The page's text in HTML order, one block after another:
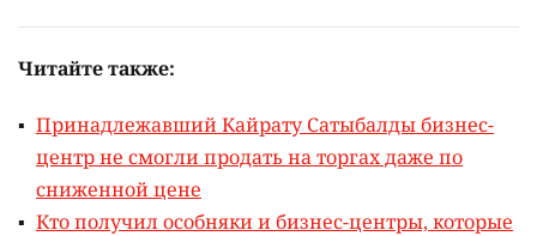
Читайте также:
Принадлежавший Кайрату Сатыбалды бизнес-
центр не смогли продать на торгах даже по
сниженной цене
Кто получил особняки и бизнес-центры, которые